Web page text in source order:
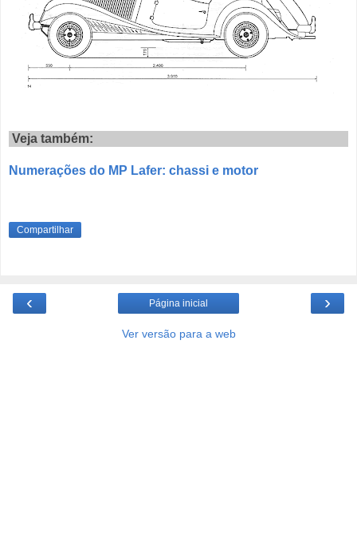
Veja também:
Numerações do MP Lafer: chassi e motor
Compartilhar
‹ ›
Página inicial
Ver versão para a web